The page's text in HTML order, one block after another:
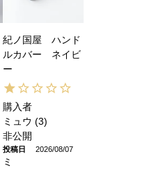
紀ノ国屋 ハンド
ルカバー ネイビ
ー
購入者
ミュウ
3
非公開
投稿日 2026/08/07
ミ